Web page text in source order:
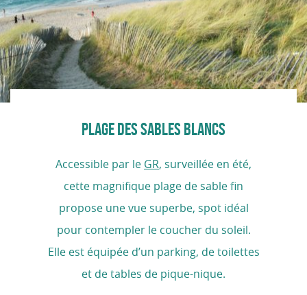
PLAGE DES SABLES BLANCS
Accessible par le GR, surveillée en été,
cette magnifique plage de sable fin
propose une vue superbe, spot idéal
pour contempler le coucher du soleil.
Elle est équipée d’un parking, de toilettes
et de tables de pique-nique.